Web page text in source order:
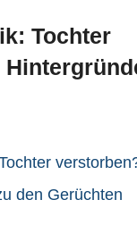
Tochter